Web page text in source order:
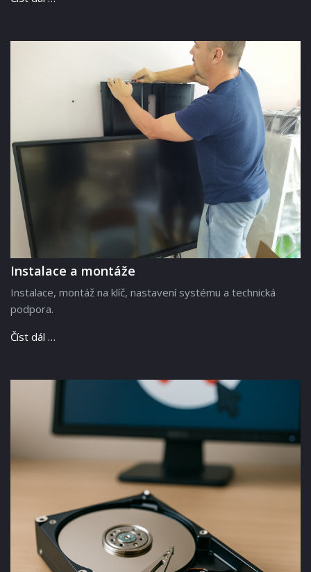
Instalace a montáže
Instalace, montáž na klíč, nastavení systému a technická
podpora.
Číst dál …